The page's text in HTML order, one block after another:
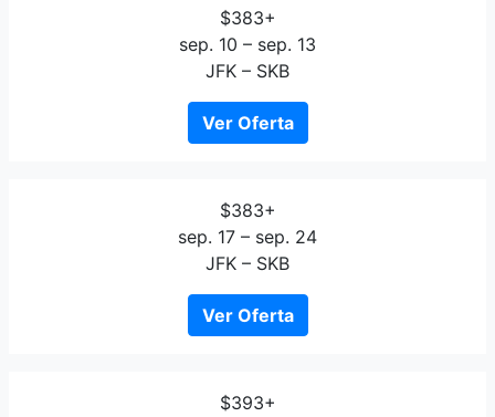
$383+
sep. 10 – sep. 13
JFK – SKB
Ver Oferta
$383+
sep. 17 – sep. 24
JFK – SKB
Ver Oferta
$393+